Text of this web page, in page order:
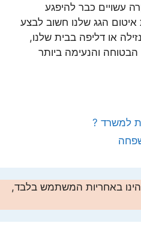
עשויים כבר להיפגע
הגג שלנו חשוב לבצע
או דליפה בבית שלנו,
והנעימה ביותר
למשרד ?
באחריות המשתמש בלבד,